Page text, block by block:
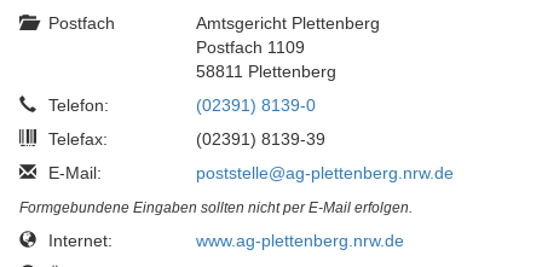
Postfach
Amtsgericht Plettenberg
Postfach 1109
58811 Plettenberg
Telefon:
(02391) 8139-0
Telefax:
(02391) 8139-39
E-Mail:
poststelle@ag-plettenberg.nrw.de
Formgebundene Eingaben sollten nicht per E-Mail erfolgen.
Internet:
www.ag-plettenberg.nrw.de